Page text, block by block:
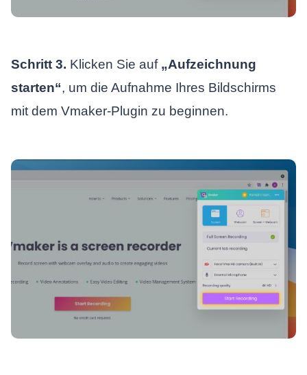
Schritt 3. Klicken Sie auf „Aufzeichnung
starten“, um die Aufnahme Ihres Bildschirms
mit dem Vmaker-Plugin zu beginnen.